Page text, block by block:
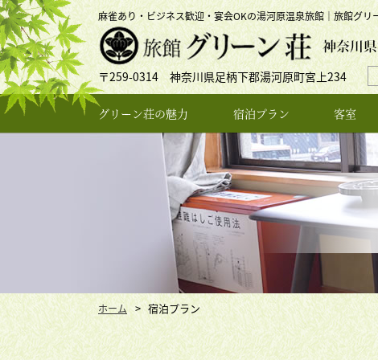
麻雀あり・ビジネス歓迎・宴会OKの湯河原温泉旅館｜旅館グリ
〒259-0314 神奈川県足柄下郡湯河原町宮上234
グリーン荘の魅力 宿泊プラン 客室
ホーム 宿泊プラン